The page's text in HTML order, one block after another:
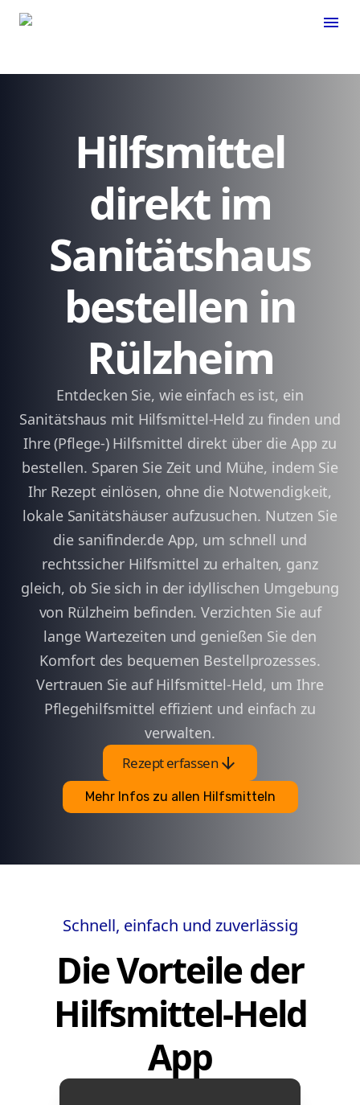
menu
Hilfsmittel
direkt im
Sanitätshaus
bestellen in
Rülzheim
Entdecken Sie, wie einfach es ist, ein
Sanitätshaus mit Hilfsmittel-Held zu finden und
Ihre (Pflege-) Hilfsmittel direkt über die App zu
bestellen. Sparen Sie Zeit und Mühe, indem Sie
Ihr Rezept einlösen, ohne die Notwendigkeit,
lokale Sanitätshäuser aufzusuchen. Nutzen Sie
die sanifinder.de App, um schnell und
rechtssicher Hilfsmittel zu erhalten, ganz
gleich, ob Sie sich in der idyllischen Umgebung
von Rülzheim befinden. Verzichten Sie auf
lange Wartezeiten und genießen Sie den
Komfort des bequemen Bestellprozesses.
Vertrauen Sie auf Hilfsmittel-Held, um Ihre
Pflegehilfsmittel effizient und einfach zu
verwalten.
Rezept erfassenarrow_downward
Mehr Infos zu allen Hilfsmitteln
Schnell, einfach und zuverlässig
Die Vorteile der
Hilfsmittel-Held
App